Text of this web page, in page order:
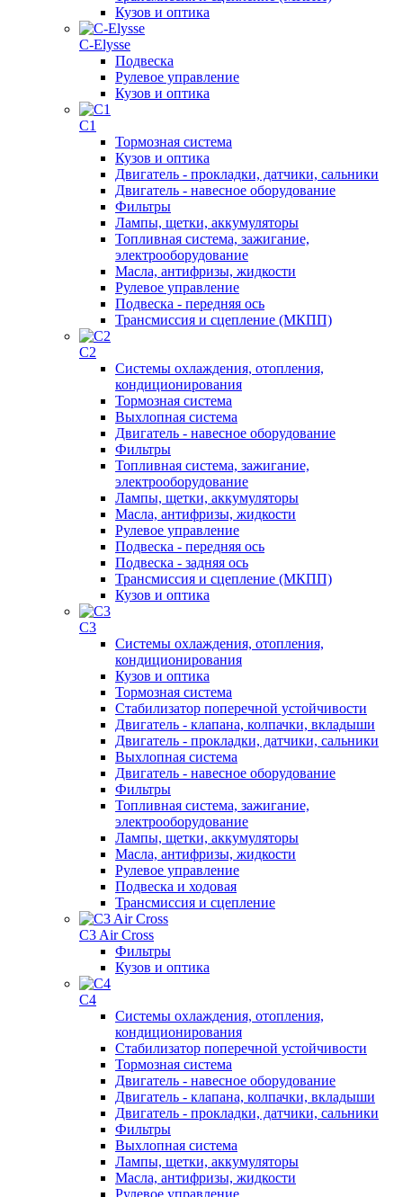
Кузов и оптика
C-Elysse
Подвеска
Рулевое управление
Кузов и оптика
C1
Тормозная система
Кузов и оптика
Двигатель - прокладки, датчики, сальники
Двигатель - навесное оборудование
Фильтры
Лампы, щетки, аккумуляторы
Топливная система, зажигание,
электрооборудование
Масла, антифризы, жидкости
Рулевое управление
Подвеска - передняя ось
Трансмиссия и сцепление (МКПП)
C2
Системы охлаждения, отопления,
кондиционирования
Тормозная система
Выхлопная система
Двигатель - навесное оборудование
Фильтры
Топливная система, зажигание,
электрооборудование
Лампы, щетки, аккумуляторы
Масла, антифризы, жидкости
Рулевое управление
Подвеска - передняя ось
Подвеска - задняя ось
Трансмиссия и сцепление (МКПП)
Кузов и оптика
C3
Системы охлаждения, отопления,
кондиционирования
Кузов и оптика
Тормозная система
Стабилизатор поперечной устойчивости
Двигатель - клапана, колпачки, вкладыши
Двигатель - прокладки, датчики, сальники
Выхлопная система
Двигатель - навесное оборудование
Фильтры
Топливная система, зажигание,
электрооборудование
Лампы, щетки, аккумуляторы
Масла, антифризы, жидкости
Рулевое управление
Подвеска и ходовая
Трансмиссия и сцепление
C3 Air Cross
Фильтры
Кузов и оптика
C4
Системы охлаждения, отопления,
кондиционирования
Стабилизатор поперечной устойчивости
Тормозная система
Двигатель - навесное оборудование
Двигатель - клапана, колпачки, вкладыши
Двигатель - прокладки, датчики, сальники
Фильтры
Выхлопная система
Лампы, щетки, аккумуляторы
Масла, антифризы, жидкости
Рулевое управление